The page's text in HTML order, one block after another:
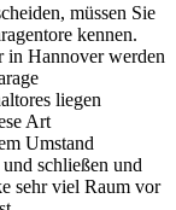
müssen Sie
kennen.
in Hannover werden
liegen
Art
Umstand
schließen und
sehr viel Raum vor